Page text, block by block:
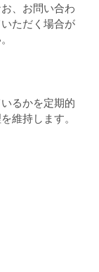
、お問い合わ
ただく場合が
るかを定期的
維持します。